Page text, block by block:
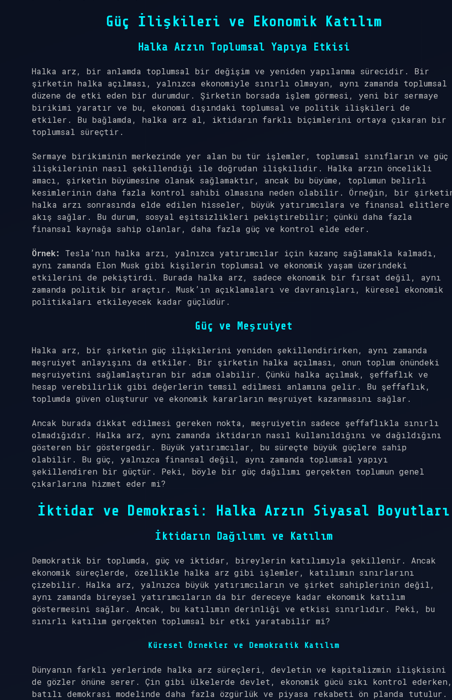
Güç İlişkileri ve Ekonomik Katılım
Halka Arzın Toplumsal Yapıya Etkisi
Halka arz, bir anlamda toplumsal bir değişim ve yeniden yapılanma sürecidir. Bir
şirketin halka açılması, yalnızca ekonomiyle sınırlı olmayan, aynı zamanda toplumsal
düzene de etki eden bir durumdur. Şirketin borsada işlem görmesi, yeni bir sermaye
birikimi yaratır ve bu, ekonomi dışındaki toplumsal ve politik ilişkileri de
etkiler. Bu bağlamda, halka arz al, iktidarın farklı biçimlerini ortaya çıkaran bir
toplumsal süreçtir.
Sermaye birikiminin merkezinde yer alan bu tür işlemler, toplumsal sınıfların ve güç
ilişkilerinin nasıl şekillendiği ile doğrudan ilişkilidir. Halka arzın öncelikli
amacı, şirketin büyümesine olanak sağlamaktır, ancak bu büyüme, toplumun belirli
kesimlerinin daha fazla kontrol sahibi olmasına neden olabilir. Örneğin, bir
halka arzı sonrasında elde edilen hisseler, büyük yatırımcılara ve finansal elitlere
akış sağlar. Bu durum, sosyal eşitsizlikleri pekiştirebilir; çünkü daha fazla
finansal kaynağa sahip olanlar, daha fazla güç ve kontrol elde eder.
Örnek:
Tesla’nın halka arzı, yalnızca yatırımcılar için kazanç sağlamakla kalmadı,
aynı zamanda Elon Musk gibi kişilerin toplumsal ve ekonomik yaşam üzerindeki
etkilerini de pekiştirdi. Burada halka arz, sadece ekonomik bir fırsat değil, aynı
zamanda politik bir araçtır. Musk’ın açıklamaları ve davranışları, küresel ekonomik
politikaları etkileyecek kadar güçlüdür.
Güç ve Meşruiyet
Halka arz, bir şirketin güç ilişkilerini yeniden şekillendirirken, aynı zamanda
meşruiyet anlayışını da etkiler. Bir şirketin halka açılması, onun toplum önündeki
meşruiyetini sağlamlaştıran bir adım olabilir. Çünkü halka açılmak, şeffaflık ve
hesap verebilirlik gibi değerlerin temsil edilmesi anlamına gelir. Bu şeffaflık,
toplumda güven oluşturur ve ekonomik kararların meşruiyet kazanmasını sağlar.
Ancak burada dikkat edilmesi gereken nokta, meşruiyetin sadece şeffaflıkla sınırlı
olmadığıdır. Halka arz, aynı zamanda iktidarın nasıl kullanıldığını ve dağıldığını
gösteren bir göstergedir. Büyük yatırımcılar, bu süreçte büyük güçlere sahip
olabilir. Bu güç, yalnızca finansal değil, aynı zamanda toplumsal yapıyı
şekillendiren bir güçtür. Peki, böyle bir güç dağılımı gerçekten toplumun genel
çıkarlarına hizmet eder mi?
İktidar ve Demokrasi: Halka Arzın Siyasal Boyutları
İktidarın Dağılımı ve Katılım
Demokratik bir toplumda, güç ve iktidar, bireylerin katılımıyla şekillenir. Ancak
ekonomik süreçlerde, özellikle halka arz gibi işlemler, katılımın sınırlarını
çizebilir. Halka arz, yalnızca büyük yatırımcıların ve şirket sahiplerinin değil,
aynı zamanda bireysel yatırımcıların da bir dereceye kadar ekonomik katılım
göstermesini sağlar. Ancak, bu katılımın derinliği ve etkisi sınırlıdır. Peki, bu
sınırlı katılım gerçekten toplumsal bir etki yaratabilir mi?
Küresel Örnekler ve Demokratik Katılım
Dünyanın farklı yerlerinde halka arz süreçleri, devletin ve kapitalizmin ilişkisini
de gözler önüne serer. Çin gibi ülkelerde devlet, ekonomik gücü sıkı kontrol ederken,
batılı demokrasi modelinde daha fazla özgürlük ve piyasa rekabeti ön planda tutulur.